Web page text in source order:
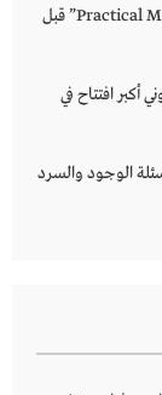
ساندرا بولوك ونيكول كيدمان تفاجئان جمهور “Practical Magic” قبل
أكبر افتتاح في
الوجود والسرد